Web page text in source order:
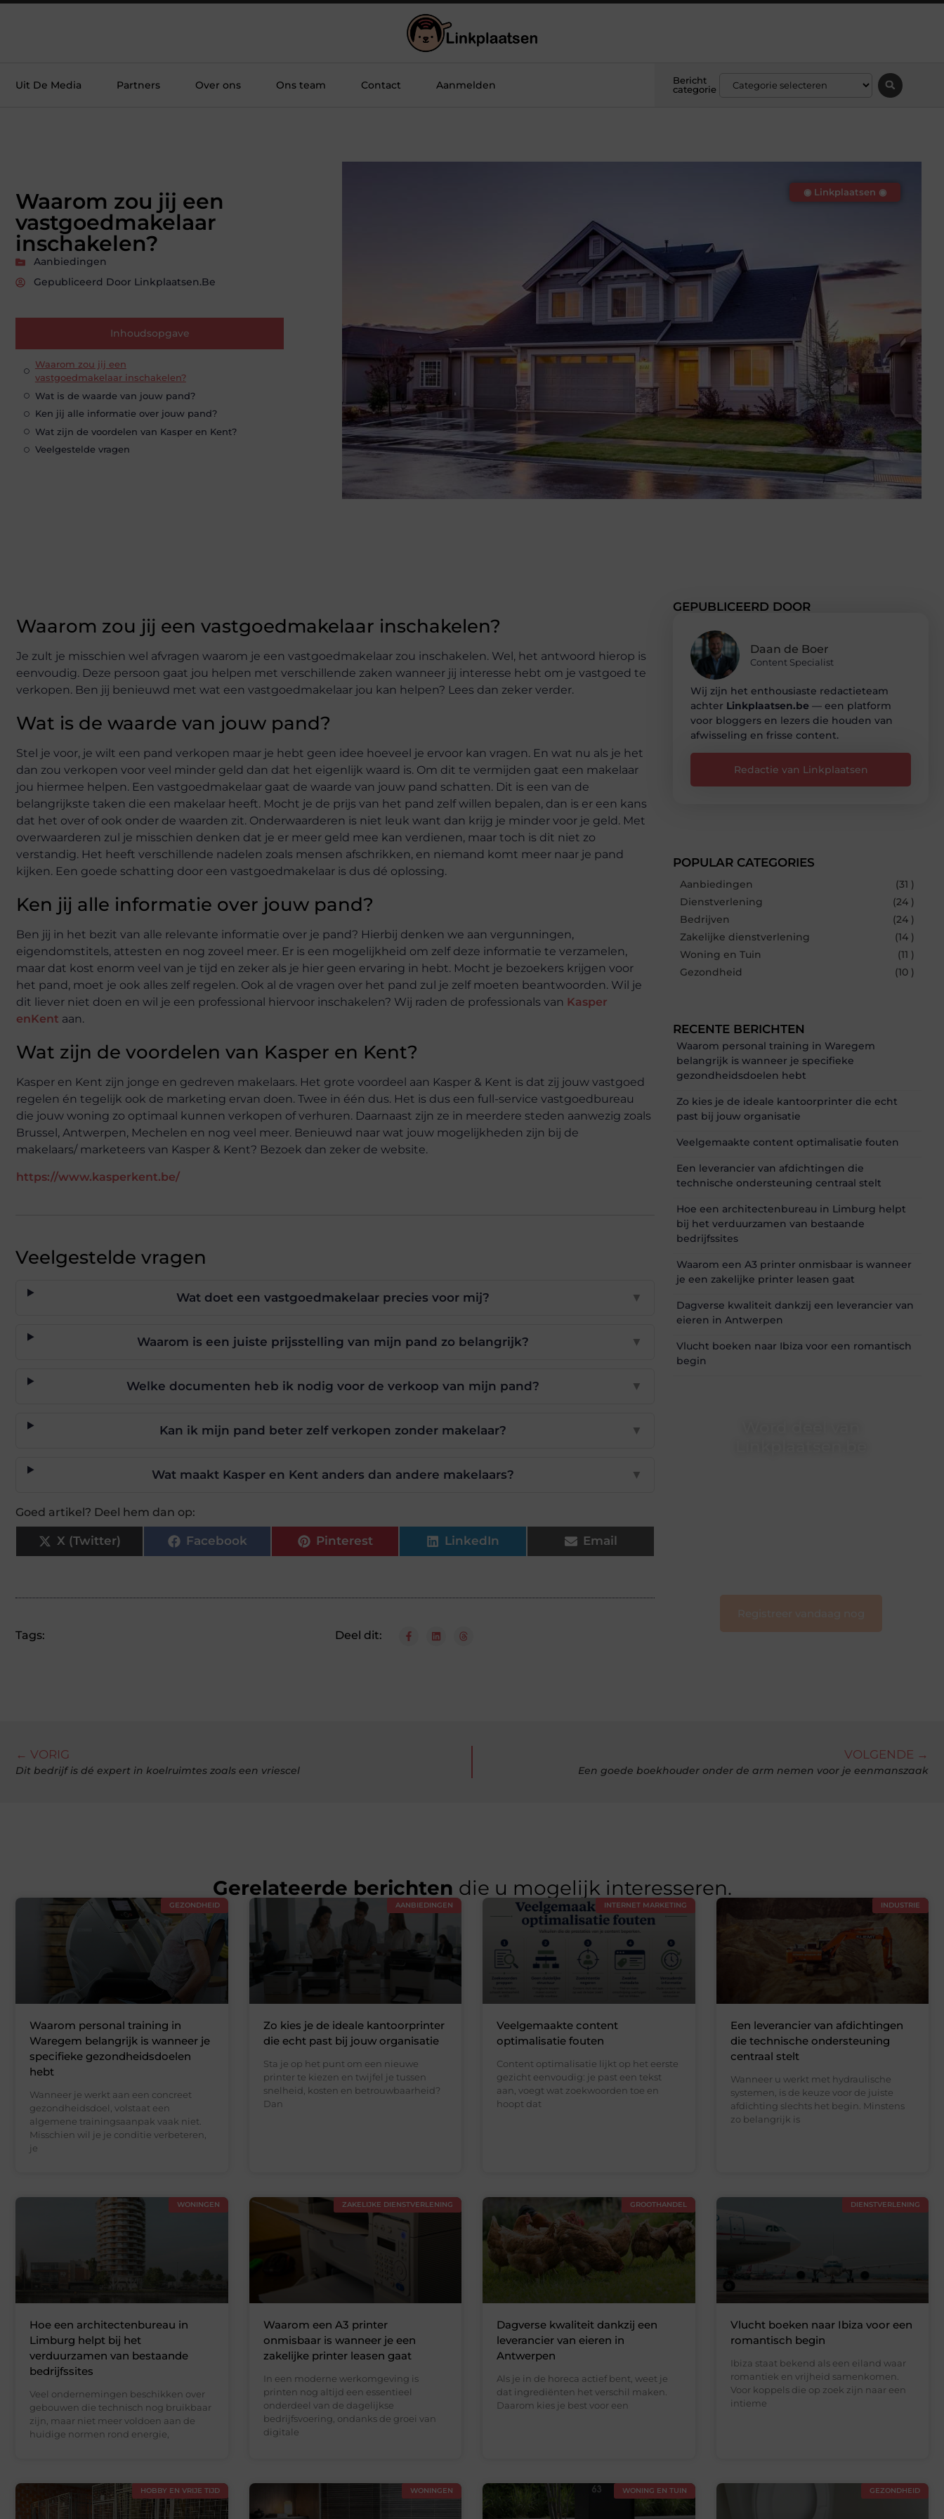
Uit De Media Partners Over ons Ons team Contact Aanmelden
Bericht
categorie
Waarom zou jij een
vastgoedmakelaar
inschakelen?
Aanbiedingen
Gepubliceerd Door Linkplaatsen.be
Inhoudsopgave
Waarom zou jij een
vastgoedmakelaar inschakelen?
Wat is de waarde van jouw pand?
Ken jij alle informatie over jouw pand?
Wat zijn de voordelen van Kasper en Kent?
Veelgestelde vragen
◉ Linkplaatsen ◉
Waarom zou jij een vastgoedmakelaar inschakelen?
Je zult je misschien wel afvragen waarom je een vastgoedmakelaar zou inschakelen. Wel, het antwoord hierop is
eenvoudig. Deze persoon gaat jou helpen met verschillende zaken wanneer jij interesse hebt om je vastgoed te
verkopen. Ben jij benieuwd met wat een vastgoedmakelaar jou kan helpen? Lees dan zeker verder.
Wat is de waarde van jouw pand?
Stel je voor, je wilt een pand verkopen maar je hebt geen idee hoeveel je ervoor kan vragen. En wat nu als je het
dan zou verkopen voor veel minder geld dan dat het eigenlijk waard is. Om dit te vermijden gaat een makelaar
jou hiermee helpen. Een vastgoedmakelaar gaat de waarde van jouw pand schatten. Dit is een van de
belangrijkste taken die een makelaar heeft. Mocht je de prijs van het pand zelf willen bepalen, dan is er een kans
dat het over of ook onder de waarden zit. Onderwaarderen is niet leuk want dan krijg je minder voor je geld. Met
overwaarderen zul je misschien denken dat je er meer geld mee kan verdienen, maar toch is dit niet zo
verstandig. Het heeft verschillende nadelen zoals mensen afschrikken, en niemand komt meer naar je pand
kijken. Een goede schatting door een vastgoedmakelaar is dus dé oplossing.
Ken jij alle informatie over jouw pand?
Ben jij in het bezit van alle relevante informatie over je pand? Hierbij denken we aan vergunningen,
eigendomstitels, attesten en nog zoveel meer. Er is een mogelijkheid om zelf deze informatie te verzamelen,
maar dat kost enorm veel van je tijd en zeker als je hier geen ervaring in hebt. Mocht je bezoekers krijgen voor
het pand, moet je ook alles zelf regelen. Ook al de vragen over het pand zul je zelf moeten beantwoorden. Wil je
dit liever niet doen en wil je een professional hiervoor inschakelen? Wij raden de professionals van Kasper
enKent aan.
Wat zijn de voordelen van Kasper en Kent?
Kasper en Kent zijn jonge en gedreven makelaars. Het grote voordeel aan Kasper & Kent is dat zij jouw vastgoed
regelen én tegelijk ook de marketing ervan doen. Twee in één dus. Het is dus een full-service vastgoedbureau
die jouw woning zo optimaal kunnen verkopen ofverhuren. Daarnaast zijn ze in meerdere steden aanwezig zoals
Brussel, Antwerpen, Mechelen en nog veel meer. Benieuwd naar wat jouw mogelijkheden zijn bij de
makelaars/ marketeers van Kasper & Kent? Bezoek dan zeker de website.
https://www.kasperkent.be/
Veelgestelde vragen
Wat doet een vastgoedmakelaar precies voor mij? ▼
Waarom is een juiste prijsstelling van mijn pand zo belangrijk? ▼
Welke documenten heb ik nodig voor de verkoop van mijn pand? ▼
Kan ik mijn pand beter zelf verkopen zonder makelaar? ▼
Wat maakt Kasper en Kent anders dan andere makelaars? ▼
Goed artikel? Deel hem dan op:
X (Twitter) Facebook Pinterest LinkedIn Email
Tags: Deel dit:
GEPUBLICEERD DOOR
Daan de Boer
Content Specialist
Wij zijn het enthousiaste redactieteam
achter Linkplaatsen.be — een platform
voor bloggers en lezers die houden van
afwisseling en frisse content.
Redactie van Linkplaatsen
POPULAR CATEGORIES
Aanbiedingen
(31 )
Dienstverlening
(24 )
Bedrijven
(24 )
Zakelijke dienstverlening
(14 )
Woning en Tuin
(11 )
Gezondheid
(10 )
RECENTE BERICHTEN
Waarom personal training in Waregem
belangrijk is wanneer je specifieke
gezondheidsdoelen hebt
Zo kies je de ideale kantoorprinter die echt
past bij jouw organisatie
Veelgemaakte content optimalisatie fouten
Een leverancier van afdichtingen die
technische ondersteuning centraal stelt
Hoe een architectenbureau in Limburg helpt
bij het verduurzamen van bestaande
bedrijfssites
Waarom een A3 printer onmisbaar is wanneer
je een zakelijke printer leasen gaat
Dagverse kwaliteit dankzij een leverancier van
eieren in Antwerpen
Vlucht boeken naar Ibiza voor een romantisch
begin
← VORIG
Dit bedrijf is dé expert in koelruimtes zoals een vriescel
VOLGENDE →
Een goede boekhouder onder de arm nemen voor je eenmanszaak
Gerelateerde berichten die u mogelijk interesseren.
GEZONDHEID
Waarom personal training in
Waregem belangrijk is wanneer je
specifieke gezondheidsdoelen
hebt
Wanneer je werkt aan een concreet
gezondheidsdoel, volstaat een
algemene trainingsaanpak vaak niet.
Misschien wil je je conditie verbeteren,
je
AANBIEDINGEN
Zo kies je de ideale kantoorprinter
die echt past bij jouw organisatie
Sta je op het punt om een nieuwe
printer te kiezen en twijfel je tussen
snelheid, kosten en betrouwbaarheid?
Dan
INTERNET MARKETING
Veelgemaakte content
optimalisatie fouten
Content optimalisatie lijkt op het eerste
gezicht eenvoudig: je past een tekst
aan, voegt wat zoekwoorden toe en
hoopt dat
INDUSTRIE
Een leverancier van afdichtingen
die technische ondersteuning
centraal stelt
Wanneer u werkt met hydraulische
systemen, is de keuze voor de juiste
afdichting slechts het begin. Minstens
zo belangrijk is
WONINGEN
Hoe een architectenbureau in
Limburg helpt bij het
verduurzamen van bestaande
bedrijfssites
Veel ondernemingen beschikken over
gebouwen die technisch nog bruikbaar
zijn, maar niet meer voldoen aan de
huidige normen rond energie,
ZAKELIJKE DIENSTVERLENING
Waarom een A3 printer
onmisbaar is wanneer je een
zakelijke printer leasen gaat
In een moderne werkomgeving is
printen nog altijd een essentieel
onderdeel van de dagelijkse
bedrijfsvoering, ondanks de groei van
digitale
GROOTHANDEL
Dagverse kwaliteit dankzij een
leverancier van eieren in
Antwerpen
Als je in de horeca actief bent, weet je
dat ingrediënten het verschil maken.
Daarom kies je best voor een
DIENSTVERLENING
Vlucht boeken naar Ibiza voor een
romantisch begin
Ibiza staat bekend als een eiland waar
romantiek en vrijheid samenkomen.
Voor koppels die op zoek zijn naar een
intieme
HOBBY EN VRIJE TIJD WONINGEN WONING EN TUIN GEZONDHEID